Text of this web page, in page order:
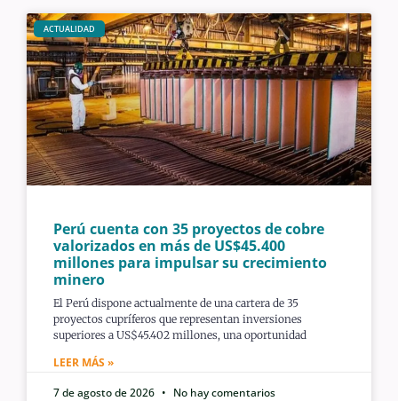
ACTUALIDAD
Perú cuenta con 35 proyectos de cobre
valorizados en más de US$45.400
millones para impulsar su crecimiento
minero
El Perú dispone actualmente de una cartera de 35
proyectos cupríferos que representan inversiones
superiores a US$45.402 millones, una oportunidad
LEER MÁS »
7 de agosto de 2026
No hay comentarios